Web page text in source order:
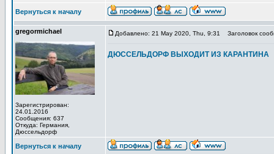
Вернуться к началу
gregormichael
Зарегистрирован:
24.01.2016
Сообщения: 637
Откуда: Германия,
Дюссельдорф
Добавлено: 21 May 2020, Thu, 9:31 Заголовок
ДЮССЕЛЬДОРФ ВЫХОДИТ ИЗ КАРАНТИНА
Вернуться к началу